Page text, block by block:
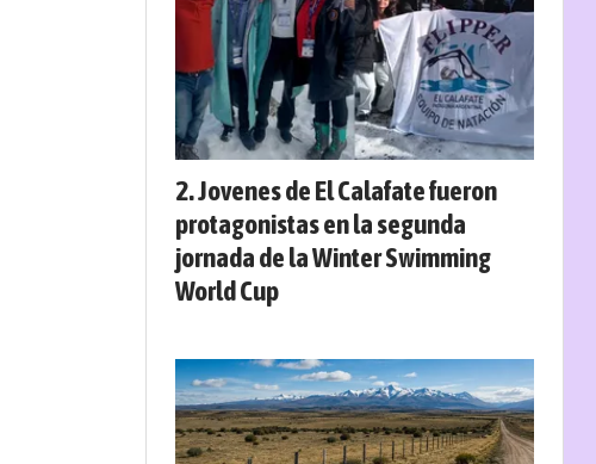
Jovenes de El Calafate fueron
protagonistas en la segunda
jornada de la Winter Swimming
World Cup